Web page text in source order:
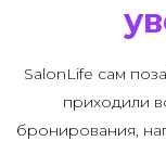
SalonLife сам
приходили
бронирования,